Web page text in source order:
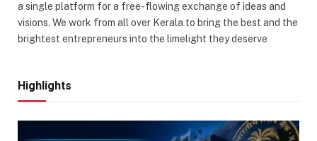
a single platform for a free-flowing exchange of ideas and
visions. We work from all over Kerala to bring the best and the
brightest entrepreneurs into the limelight they deserve
Highlights